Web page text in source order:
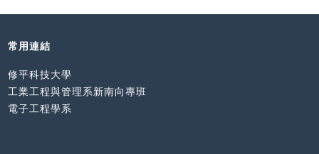
常用連結
修平科技大學
工業工程與管理系新南向專班
電子工程學系